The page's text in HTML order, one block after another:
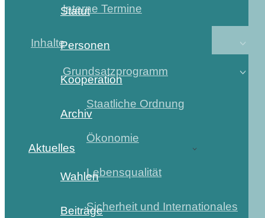
Interne Termine
Inhalte
Grundsatzprogramm
Staatliche Ordnung
Ökonomie
Lebensqualität
Sicherheit und Internationales
Statut
Personen
Kooperation
Archiv
Aktuelles
Wahlen
Beiträge